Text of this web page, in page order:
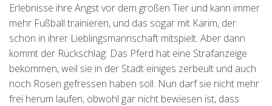
Erlebnisse ihre Angst vor dem großen Tier und kann immer
mehr Fußball trainieren, und das sogar mit Karim, der
schon in ihrer Lieblingsmannschaft mitspielt. Aber dann
kommt der Rückschlag: Das Pferd hat eine Strafanzeige
bekommen, weil sie in der Stadt einiges zerbeult und auch
noch Rosen gefressen haben soll. Nun darf sie nicht mehr
frei herum laufen, obwohl gar nicht bewiesen ist, dass